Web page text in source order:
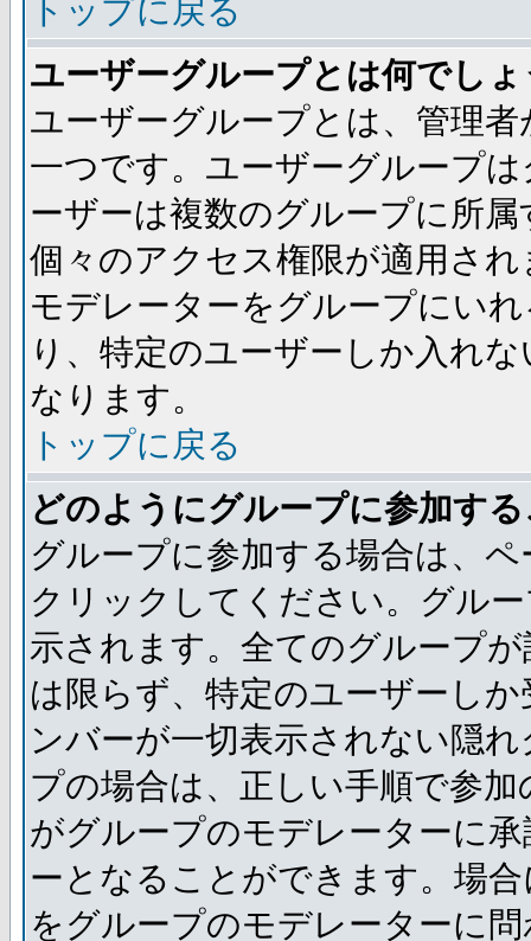
トップに戻る
ユーザーグループとは何でし
ユーザーグループとは、管理
一つです。ユーザーグループ
ーザーは複数のグループに所
個々のアクセス権限が適用さ
モデレーターをグループにい
り、特定のユーザーしか入れ
なります。
トップに戻る
どのようにグループに参加す
グループに参加する場合は、
クリックしてください。グル
示されます。全てのグループ
は限らず、特定のユーザーし
ンバーが一切表示されない隠
プの場合は、正しい手順で参
がグループのモデレーターに
ーとなることができます。場
をグループのモデレーターに